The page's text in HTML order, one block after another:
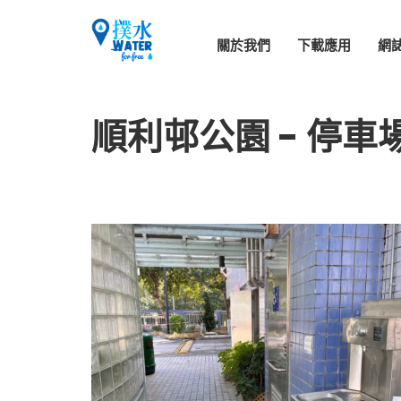
關於我們 下載應用 網
順利邨公園 - 停車